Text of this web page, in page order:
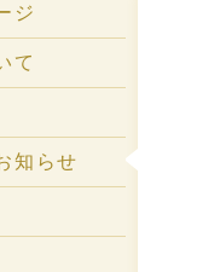
ジ
て
知らせ